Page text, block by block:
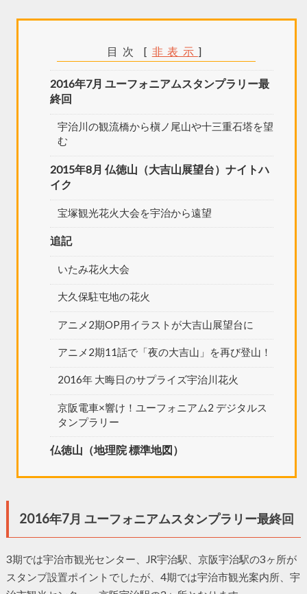
目次 [ 非表示 ]
2016年7月 ユーフォニアムスタンプラリー最
終回
宇治川の観流橋から槇ノ尾山や十三重石塔を望
む
2015年8月 仏徳山（大吉山展望台）ナイトハ
イク
宝塚観光花火大会を宇治から遠望
追記
いたみ花火大会
大久保駐屯地の花火
アニメ2期OP用イラストが大吉山展望台に
アニメ2期11話で「夜の大吉山」を再び登山！
2016年 大晦日のサプライズ宇治川花火
京阪電車×響け！ユーフォニアム2 デジタルス
タンプラリー
仏徳山（地理院 標準地図）
2016年7月 ユーフォニアムスタンプラリー最終回
3期では宇治市観光センター、JR宇治駅、京阪宇治駅の3ヶ所が
スタンプ設置ポイントでしたが、4期では宇治市観光案内所、宇